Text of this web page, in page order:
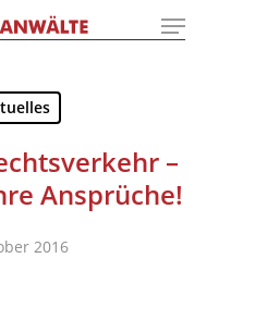
Menu
–
Ansprüche!
2016